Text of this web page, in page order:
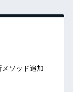
ソッド追加